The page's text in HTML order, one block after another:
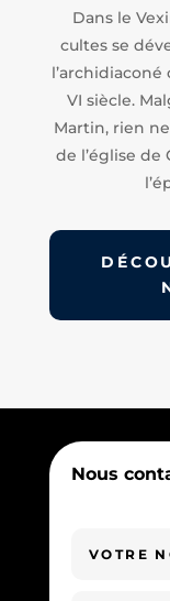
Dans le
cultes se
l’archidiaconé
VI siècle.
Martin, rien
de l’église de
Nous